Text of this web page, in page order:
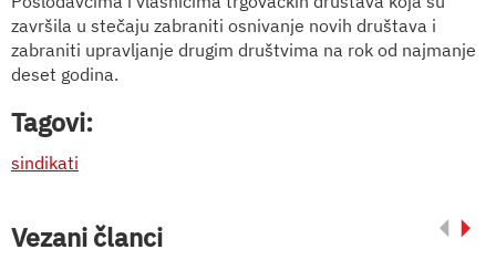
završila u stečaju zabraniti osnivanje novih društava i
zabraniti upravljanje drugim društvima na rok od najmanje
deset godina.
Tagovi:
sindikati
Vezani članci